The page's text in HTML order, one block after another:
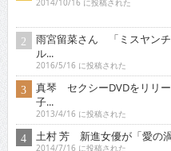
2014/10/16 に投稿された
雨宮留菜さん 「ミスヤン
ル...
2016/5/16 に投稿された
真琴 セクシーDVDをリリ
子...
2013/4/16 に投稿された
土村 芳 新進女優が「愛の
2014/7/16 に投稿された